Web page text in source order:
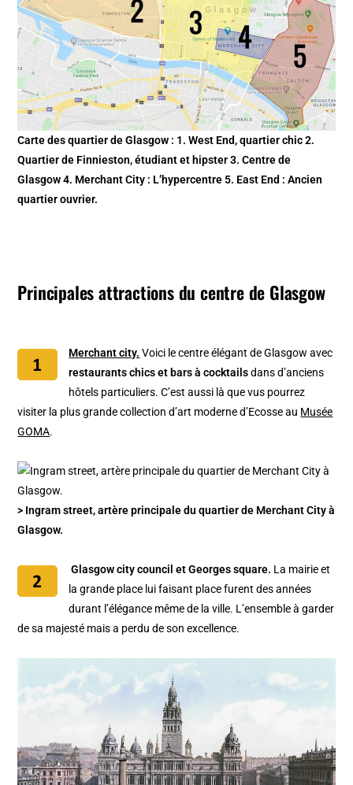
Carte des quartier de Glasgow : 1. West End, quartier chic 2.
Quartier de Finnieston, étudiant et hipster 3. Centre de
Glasgow 4. Merchant City : L’hypercentre 5. East End : Ancien
quartier ouvrier.
Principales attractions du centre de Glasgow
Merchant city. Voici le centre élégant de Glasgow avec
restaurants chics et bars à cocktailsdans d’anciens
hôtels particuliers. C’est aussi là que vus pourrez
visiter la plus grande collection d’art moderne d’Ecosse au Musée
GOMA.
> Ingram street, artère principale du quartier de Merchant City à
Glasgow.
Glasgow city council et Georges square. La mairie et
la grande place lui faisant place furent des années
durant l’élégance même de la ville. L’ensemble à garder
de sa majesté mais a perdu de son excellence.